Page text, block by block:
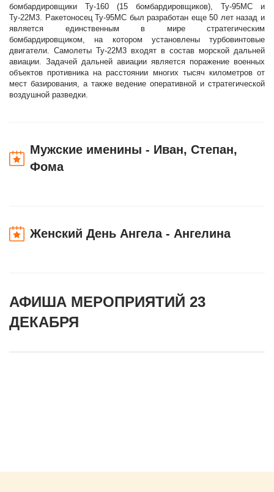
бомбардировщики Ту-160 (15 бомбардировщиков), Ту-95МС и
Ту-22М3. Ракетоносец Ту-95МС был разработан еще 50 лет назад и
является единственным в мире стратегическим
бомбардировщиком, на котором установлены турбовинтовые
двигатели. Самолеты Ту-22М3 входят в состав морской дальней
авиации. Задачей дальней авиации является поражение военных
объектов противника на расстоянии многих тысяч километров от
мест базирования, а также ведение оперативной и стратегической
воздушной разведки.
Мужские именины - Иван, Степан,
Фома
Женский День Ангела - Ангелина
АФИША МЕРОПРИЯТИЙ 23
ДЕКАБРЯ